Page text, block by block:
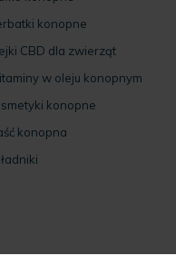
konopne
CBD dla zwierząt
w oleju konopnym
konopne
konopna